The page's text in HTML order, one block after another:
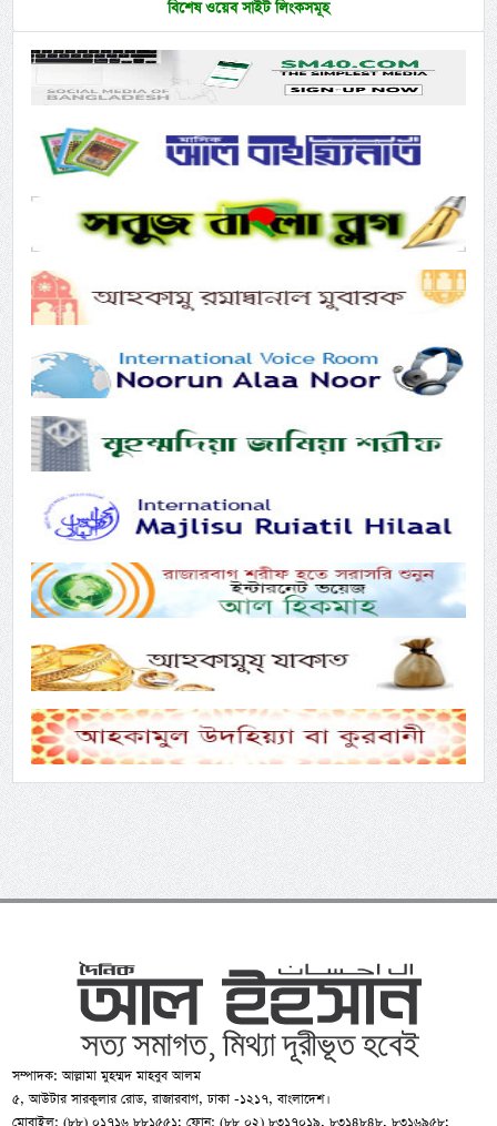
বিশেষ ওয়েব সাইট লিংকসমূহ
সম্পাদক: আল্লামা মুহম্মদ মাহবুব আলম
৫, আউটার সারকুলার রোড, রাজারবাগ, ঢাকা -১২১৭, বাংলাদেশ।
মোবাইল: (৮৮) ০১৭১৬ ৮৮১৫৫১; ফোন: (৮৮ ০২) ৮৩১৭০১৯, ৮৩১৪৮৪৮, ৮৩১৬৯৫৮;